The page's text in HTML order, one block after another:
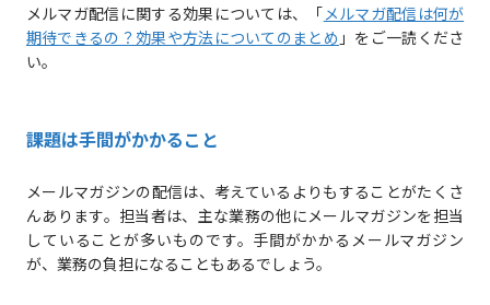
メルマガ配信に関する効果については、「 メルマガ配信は何が
期待できるの？効果や方法についてのまとめ 」をご一読くださ
い。
課題は手間がかかること
メールマガジンの配信は、考えているよりもすることがたくさ
んあります。担当者は、主な業務の他にメールマガジンを担当
していることが多いものです。手間がかかるメールマガジン
が、業務の負担になることもあるでしょう。